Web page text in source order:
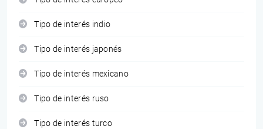
Tipo de interés indio
Tipo de interés japonés
Tipo de interés mexicano
Tipo de interés ruso
Tipo de interés turco